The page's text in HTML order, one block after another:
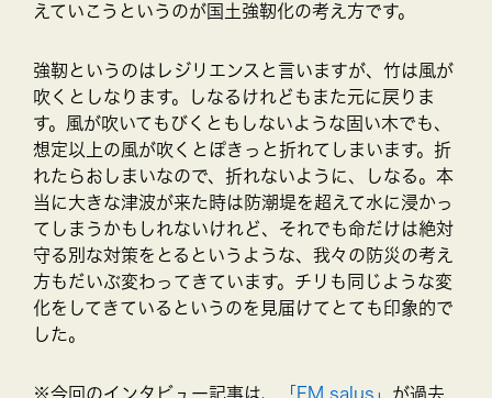
えていこうというのが国土強靭化の考え方です。
強靭というのはレジリエンスと言いますが、竹は風が
吹くとしなります。しなるけれどもまた元に戻りま
す。風が吹いてもびくともしないような固い木でも、
想定以上の風が吹くとぽきっと折れてしまいます。折
れたらおしまいなので、折れないように、しなる。本
当に大きな津波が来た時は防潮堤を超えて水に浸かっ
てしまうかもしれないけれど、それでも命だけは絶対
守る別な対策をとるというような、我々の防災の考え
方もだいぶ変わってきています。チリも同じような変
化をしてきているというのを見届けてとても印象的で
した。
※今回のインタビュー記事は、 「FM salus」 が過去